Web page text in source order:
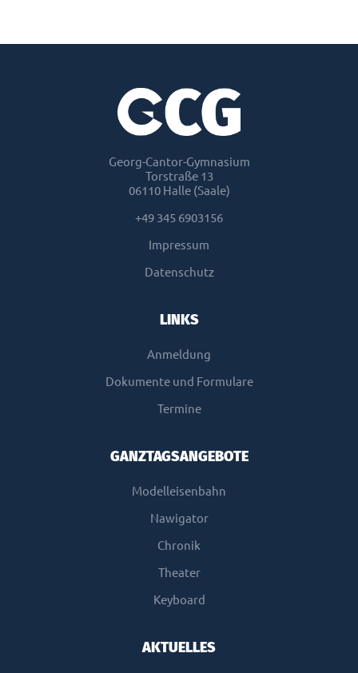
Georg-Cantor-Gymnasium
Torstraße 13
06110 Halle (Saale)
+49 345 6903156
Impressum
Datenschutz
LINKS
Anmeldung
Dokumente und Formulare
Termine
GANZTAGSANGEBOTE
Modelleisenbahn
Nawigator
Chronik
Theater
Keyboard
AKTUELLES